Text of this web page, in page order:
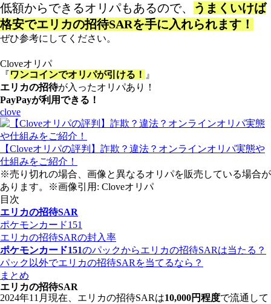
低額からできるオリパもあるので、
うまくいけば
格安でエリカの招待SARを手に入れられます！
ぜひ参考にしてください。
Cloveオリパ
『ワンコインでオリパが引ける！ 』
エリカの招待が入ったオリパあり！
PayPayが利用できる！
clove
【Cloveオリパの評判】詐欺？違法？オンラインオリパ実態や
仕組みをご紹介！
※売り切れの場合、画像と異なるオリパを販売している場合が
あります。※画像引用: Cloveオリパ
目次
エリカの招待SAR
ポケモンカード151
エリカの招待SARの封入率
ポケモンカード151のパックからエリカの招待SARは当たる？
パック以外でエリカの招待SARを当てるなら？
まとめ
エリカの招待SAR
2024年11月現在、エリカの招待SARは10,000円程度で流通して